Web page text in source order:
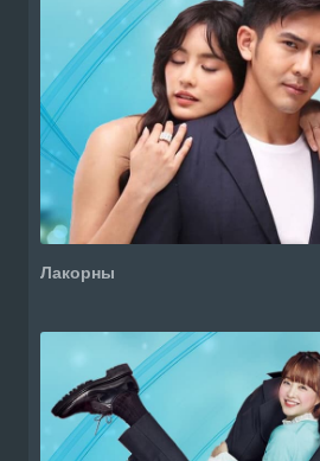
Лакорны